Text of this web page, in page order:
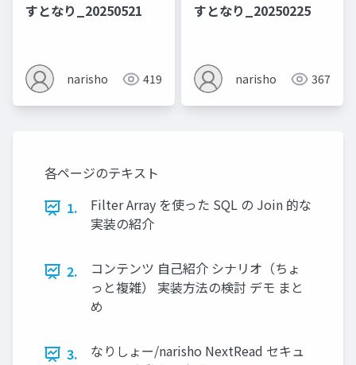
すとなり_20250521
narisho 419
すとなり_20250225
narisho 367
各ページのテキスト
1.
Filter Array を使った SQL の Join 的な
実装の紹介
2.
コンテンツ 自己紹介 シナリオ（ちょ
っと複雑） 実装方法の検討 デモ まと
め
3.
なりしょー/narisho NextRead セキュ